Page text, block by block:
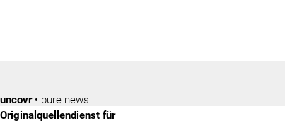
uncovr• pure news
Originalquellendienst für